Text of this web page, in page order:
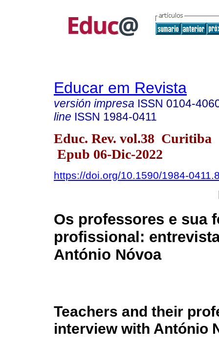
Educar em Revista
versión impresa ISSN 0104-
line ISSN 1984-0411
Educ. Rev. vol.38 Curitiba
Epub 06-Dic-2022
https://doi.org/10.1590/1984-
Os professores e sua
profissional:
António Nóvoa
Teachers and their
interview with António